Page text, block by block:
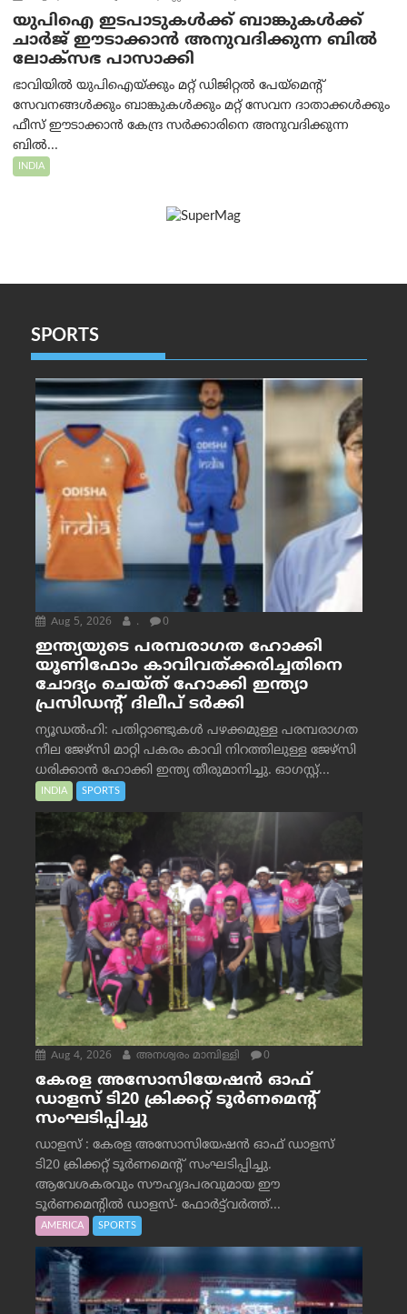
യുപിഐ ഇടപാടുകൾക്ക് ബാങ്കുകൾക്ക്
ചാർജ് ഈടാക്കാൻ അനുവദിക്കുന്ന ബിൽ
ലോക്‌സഭ പാസാക്കി
ഭാവിയിൽ യുപിഐയ്ക്കും മറ്റ് ഡിജിറ്റൽ പേയ്‌മെന്റ്
സേവനങ്ങൾക്കും ബാങ്കുകൾക്കും മറ്റ് സേവന ദാതാക്കൾക്കും
ഫീസ് ഈടാക്കാൻ കേന്ദ്ര സർക്കാരിനെ അനുവദിക്കുന്ന
ബിൽ...
INDIA
SPORTS
Aug 5, 2026 . 0
ഇന്ത്യയുടെ പരമ്പരാഗത ഹോക്കി
യൂണിഫോം കാവിവത്ക്കരിച്ചതിനെ
ചോദ്യം ചെയ്ത് ഹോക്കി ഇന്ത്യാ
പ്രസിഡന്റ് ദിലീപ് ടര്‍ക്കി
ന്യൂഡൽഹി: പതിറ്റാണ്ടുകൾ പഴക്കമുള്ള പരമ്പരാഗത
നീല ജേഴ്‌സി മാറ്റി പകരം കാവി നിറത്തിലുള്ള ജേഴ്‌സി
ധരിക്കാൻ ഹോക്കി ഇന്ത്യ തീരുമാനിച്ചു. ഓഗസ്റ്റ്...
INDIA SPORTS
Aug 4, 2026 അനശ്വരം മാമ്പിള്ളി 0
കേരള അസോസിയേഷൻ ഓഫ്
ഡാളസ് ടി20 ക്രിക്കറ്റ് ടൂർണമെന്റ്
സംഘടിപ്പിച്ചു
ഡാളസ് : കേരള അസോസിയേഷൻ ഓഫ് ഡാളസ്
ടി20 ക്രിക്കറ്റ് ടൂർണമെന്റ് സംഘടിപ്പിച്ചു.
ആവേശകരവും സൗഹൃദപരവുമായ ഈ
ടൂർണമെന്റിൽ ഡാളസ്- ഫോർട്ട്‌വര്‍ത്ത്...
AMERICA SPORTS